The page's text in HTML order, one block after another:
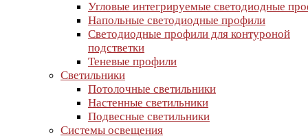
Угловые интегрируемые светодиодные
Напольные светодиодные профили
Светодиодные профили для контуроной
подстветки
Теневые профили
Светильники
Потолочные светильники
Настенные светильники
Подвесные светильники
Cистемы освещения